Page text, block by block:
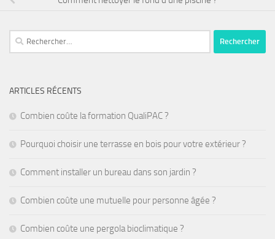
Rechercher :
ARTICLES RÉCENTS
Combien coûte la formation QualiPAC ?
Pourquoi choisir une terrasse en bois pour votre extérieur ?
Comment installer un bureau dans son jardin ?
Combien coûte une mutuelle pour personne âgée ?
Combien coûte une pergola bioclimatique ?